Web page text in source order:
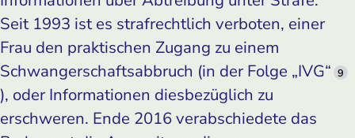
Seit 1993 ist es strafrechtlich verboten, einer
Frau den praktischen Zugang zu einem
Schwangerschaftsabbruch (in der Folge „IVG“ 9
), oder Informationen diesbezüglich zu
erschweren. Ende 2016 verabschiedete das